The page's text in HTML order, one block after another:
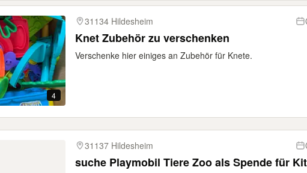
4
31134 Hildesheim
Knet Zubehör zu verschenken
Verschenke hier einiges an Zubehör für Knete.
31137 Hildesheim
suche Playmobil Tiere Zoo als Spende für